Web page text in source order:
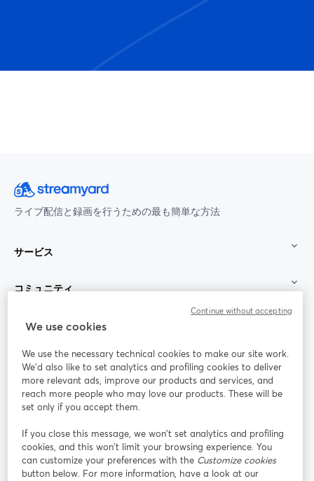
ライブ配信と録画を行うための最も簡単な方法
サービス
コミュニティ
StreamYard：
参加する
ライ
ンセ
ミナ
ー
Facebook
新しいタブで開く(Twitter)
YouTube
Instagram
新しいタブで開く
LinkedIn
新しいタブで開く
We use cookies
We use the necessary technical cookies to make our site work.
We'd also like to set analytics and profiling cookies to deliver
more relevant ads, improve our products and services, and
reach more people who may love our products. These will be
set only if you accept them.
If you close this message, we won’t set analytics and profiling
cookies, and this won’t limit your browsing experience. You
can customize your preferences with the Customize cookies
button below. For more information, have a look at our
Continue without accepting